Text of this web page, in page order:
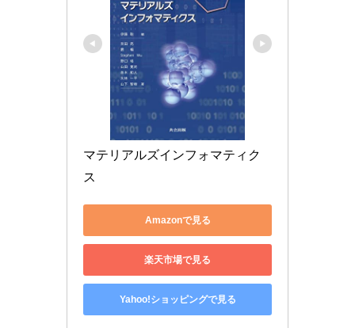
マテリアルズインフォマティク
ス
Amazonで見る
楽天市場で見る
Yahoo!ショッピングで見る